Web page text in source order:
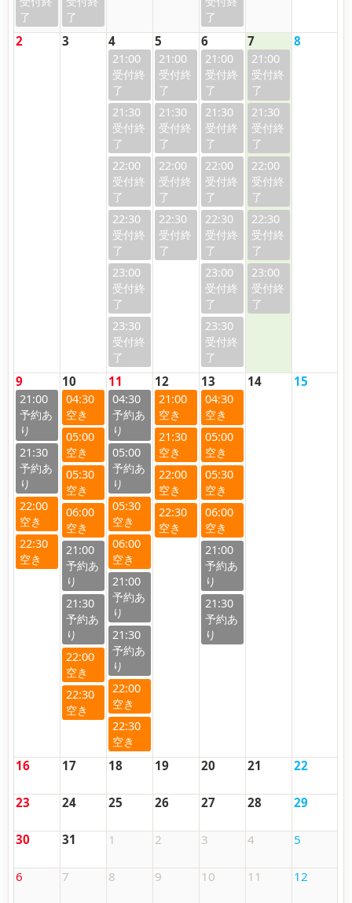
2 3 4
21:00
21:30
22:00
22:30
23:00
23:30
5
21:00
21:30
22:00
22:30
6
21:00
21:30
22:00
22:30
23:00
23:30
7
21:00
21:30
22:00
22:30
23:00
8
9
21:00
21:30
22:00
22:30
10
04:30
05:00
05:30
06:00
21:00
21:30
22:00
22:30
11
04:30
05:00
05:30
06:00
21:00
21:30
22:00
22:30
12
21:00
21:30
22:00
22:30
13
04:30
05:00
05:30
06:00
21:00
21:30
14 15
16 17 18 19 20 21 22
23 24 25 26 27 28 29
30 31 1 2 3 4 5
6 7 8 9 10 11 12